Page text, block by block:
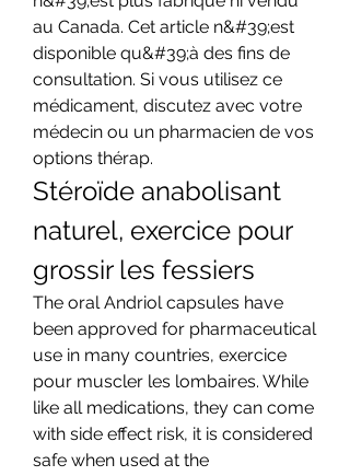
au Canada. Cet article n&#39;est
disponible qu&#39;à des fins de
consultation. Si vous utilisez ce
médicament, discutez avec votre
médecin ou un pharmacien de vos
options thérap.
Stéroïde anabolisant
naturel, exercice pour
grossir les fessiers
The oral Andriol capsules have
been approved for pharmaceutical
use in many countries, exercice
pour muscler les lombaires. While
like all medications, they can come
with side effect risk, it is considered
safe when used at the